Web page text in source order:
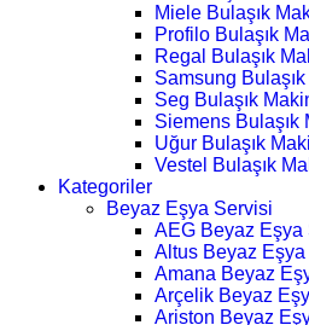
Miele Bulaşık
Profilo Bulaşık
Regal Bulaşık
Samsung
Seg Bulaşık
Siemens Bulaşık
Uğur Bulaşık
Vestel Bulaşık
Kategoriler
Beyaz Eşya Servisi
AEG Beyaz Eşya
Altus Beyaz
Amana Beyaz
Arçelik Beyaz
Ariston Beyaz